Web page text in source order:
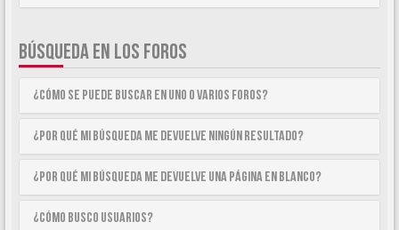
BÚSQUEDA EN LOS FOROS
¿Cómo se puede buscar en uno o varios foros?
¿Por qué mi búsqueda me devuelve ningún resultado?
¿Por qué mi búsqueda me devuelve una página en blanco?
¿Cómo busco usuarios?